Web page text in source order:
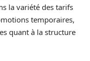
la variété des tarifs
temporaires,
quant à la structure